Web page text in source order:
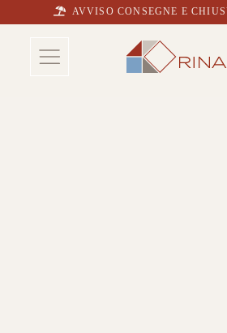
AVVISO CONSEGNE E